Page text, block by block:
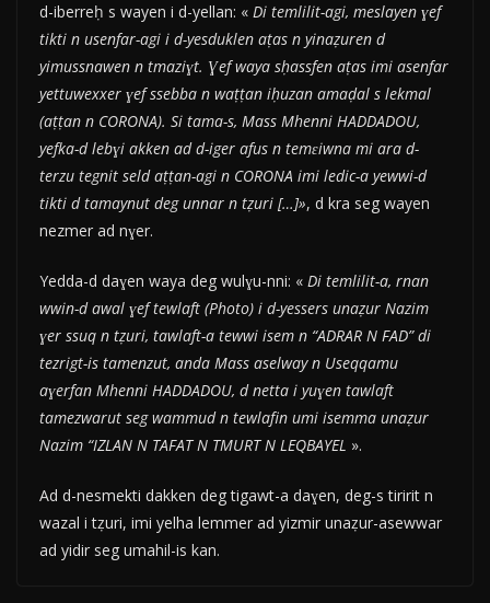
d-iberreḥ s wayen i d-yellan: « Di temlilit-agi, meslayen ɣef
tikti n usenfar-agi i d-yesduklen aṭas n yinaẓuren d
yimussnawen n tmaziɣt. Ɣef waya sḥassfen aṭas imi asenfar
yettuwexxer ɣef ssebba n waṭṭan iḥuzan amaḍal s lekmal
(aṭṭan n CORONA). Si tama-s, Mass Mhenni HADDADOU,
yefka-d lebɣi akken ad d-iger afus n temɛiwna mi ara d-
terzu tegnit seld aṭṭan-agi n CORONA imi ledic-a yewwi-d
tikti d tamaynut deg unnar n tẓuri […]», d kra seg wayen
nezmer ad nɣer.
Yedda-d daɣen waya deg wulɣu-nni: « Di temlilit-a, rnan
wwin-d awal ɣef tewlaft (Photo) i d-yessers unaẓur Nazim
ɣer ssuq n tẓuri, tawlaft-a tewwi isem n “ADRAR N FAD” di
tezrigt-is tamenzut, anda Mass aselway n Useqqamu
aɣerfan Mhenni HADDADOU, d netta i yuɣen tawlaft
tamezwarut seg wammud n tewlafin umi isemma unaẓur
Nazim “IZLAN N TAFAT N TMURT N LEQBAYEL ».
Ad d-nesmekti dakken deg tigawt-a daɣen, deg-s tiririt n
wazal i tẓuri, imi yelha lemmer ad yizmir unaẓur-asewwar
ad yidir seg umahil-is kan.